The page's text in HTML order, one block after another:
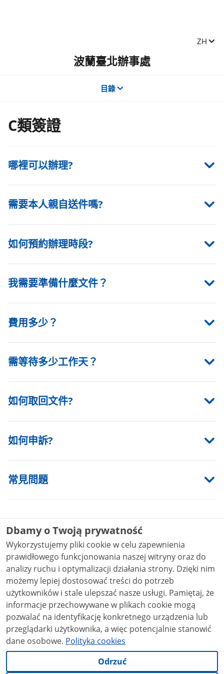
Zmień
ZH
波蘭臺北辦事處
目錄
C類簽證
哪裡可以辦理?
需要本人親自送件嗎?
如何預約辦理時段?
我需要準備什麼文件？
費用多少？
需等待多少工作天？
如何取回文件?
如何申訴?
常見問題
材料
Checklist Schengen Visa
Checklist​_Schengen​_Visa.docx 0.03MB
法律基础
Rozporządzenie Parlamentu Europejskiego i Rady (WE) nr
810/2009 z dnia 13 lipca 2009 r. ustanawiające
Wspólnotowy Kodeks Wizowy (kodeks wizowy)
Ustawa z dnia 12 grudnia 2013 r. o cudzoziemcach (Dz. U. z
dnia 30 grudnia 2013 r. poz. 1650 z późn. zm.)
Dbamy o Twoją prywatność
Wykorzystujemy pliki cookie w celu zapewnienia
prawidłowego funkcjonowania naszej witryny oraz do
analizy ruchu i optymalizacji działania strony. Dzięki nim
możemy lepiej dostosować treści do potrzeb
użytkowników i stale ulepszać nasze usługi. Pamiętaj, że
informacje przechowywane w plikach cookie mogą
pozwalać na identyfikację konkretnego urządzenia lub
przeglądarki użytkownika, a więc potencjalnie stanowić
dane osobowe. Polityka cookies
Odrzuć